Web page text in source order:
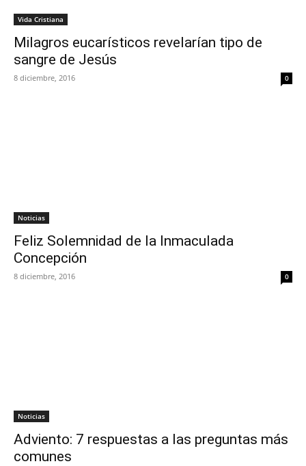
Vida Cristiana
Milagros eucarísticos revelarían tipo de
sangre de Jesús
8 diciembre, 2016 0
Noticias
Feliz Solemnidad de la Inmaculada
Concepción
8 diciembre, 2016 0
Noticias
Adviento: 7 respuestas a las preguntas más
comunes